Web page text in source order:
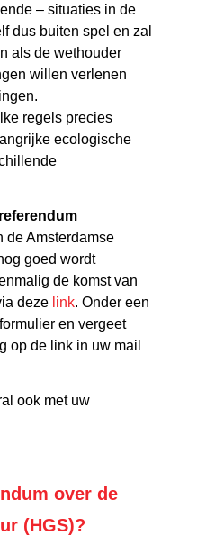
– situaties in de
dus buiten spel en zal
als de wethouder
willen verlenen
regels precies
ecologische
de Amsterdamse
goed wordt
de komst van
deze link. Onder een
en vergeet
op de link in uw mail
ook met uw
over de
(HGS)?